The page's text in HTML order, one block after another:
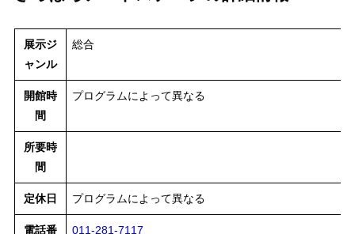
展示ジ
ャンル
総合
開館時
間
プログラムによって異なる
所要時
間
定休日 プログラムによって異なる
電話番 011-281-7117